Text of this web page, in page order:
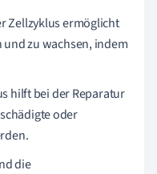
Zellzyklus ermöglicht
zu wachsen, indem
hilft bei der Reparatur
oder
die